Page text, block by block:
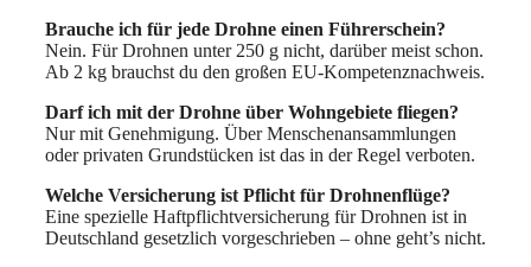
Brauche ich für jede Drohne einen Führerschein?
Nein. Für Drohnen unter 250 g nicht, darüber meist schon.
Ab 2 kg brauchst du den großen EU-Kompetenznachweis.
Darf ich mit der Drohne über Wohngebiete fliegen?
Nur mit Genehmigung. Über Menschenansammlungen
oder privaten Grundstücken ist das in der Regel verboten.
Welche Versicherung ist Pflicht für Drohnenflüge?
Eine spezielle Haftpflichtversicherung für Drohnen ist in
Deutschland gesetzlich vorgeschrieben – ohne geht’s nicht.